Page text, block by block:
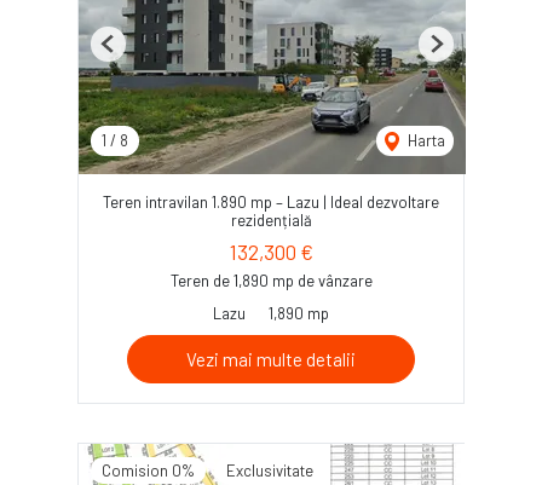
1 / 8 Harta
Previous Next
Teren intravilan 1.890 mp – Lazu | Ideal dezvoltare
rezidențială
132,300 €
Teren de 1,890 mp de vânzare
Lazu
1,890 mp
Vezi mai multe detalii
Comision 0% Exclusivitate